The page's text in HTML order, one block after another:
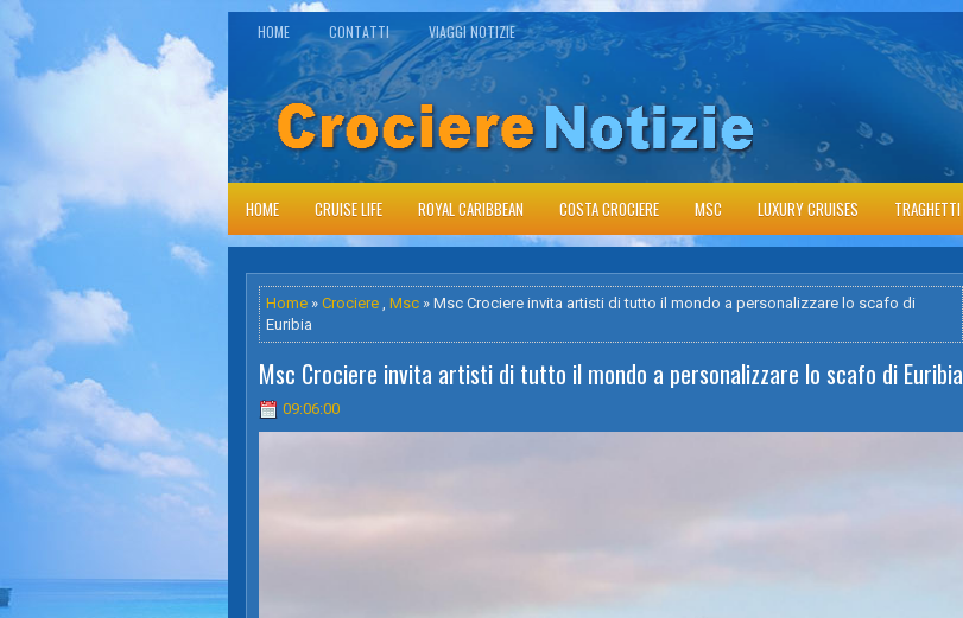
HOME CONTATTI VIAGGI NOTIZIE
HOME CRUISE LIFE ROYAL CARIBBEAN COSTA CROCIERE MSC LUXURY CRUISES TRAGHETTI
Home » Crociere , Msc » Msc Crociere invita artisti di tutto il mondo a personalizzare lo scafo di
Euribia
Msc Crociere invita artisti di tutto il mondo a personalizzare lo scafo di Euribia
09:06:00